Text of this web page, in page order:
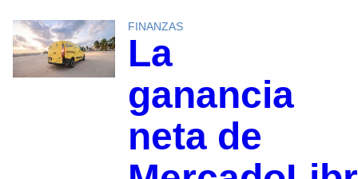
FINANZAS
La
ganancia
neta de